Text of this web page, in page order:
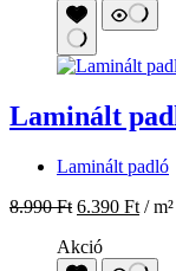
Laminált
Laminált padló
8.990Ft 6.390 Ft / m²
Akció